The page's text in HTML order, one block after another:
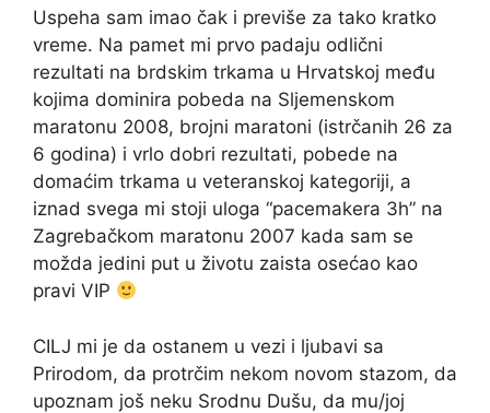
Uspeha sam imao čak i previše za tako kratko
vreme. Na pamet mi prvo padaju odlični
rezultati na brdskim trkama u Hrvatskoj među
kojima dominira pobeda na Sljemenskom
maratonu 2008, brojni maratoni (istrčanih 26 za
6 godina) i vrlo dobri rezultati, pobede na
domaćim trkama u veteranskoj kategoriji, a
iznad svega mi stoji uloga “pacemakera 3h” na
Zagrebačkom maratonu 2007 kada sam se
možda jedini put u životu zaista osećao kao
pravi VIP
CILJ mi je da ostanem u vezi i ljubavi sa
Prirodom, da protrčim nekom novom stazom, da
upoznam još neku Srodnu Dušu, da mu/joj